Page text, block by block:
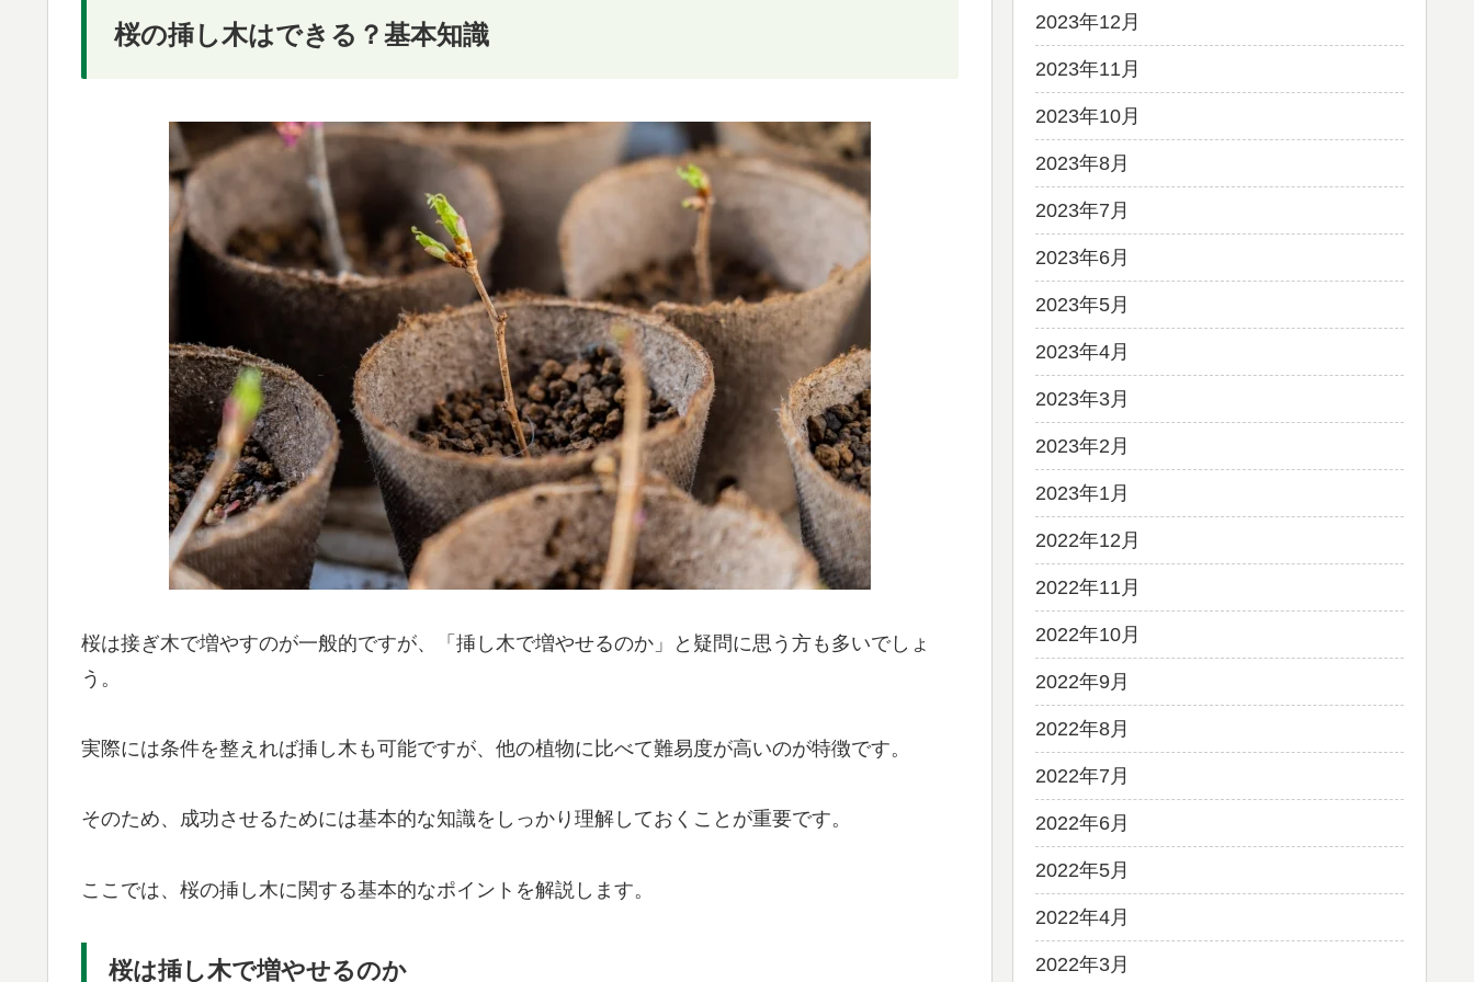
桜の挿し木はできる？基本知識
桜は接ぎ木で増やすのが一般的ですが、「挿し木で増やせるのか」と疑問に思う方も多いでしょ
う。
実際には条件を整えれば挿し木も可能ですが、他の植物に比べて難易度が高いのが特徴です。
そのため、成功させるためには基本的な知識をしっかり理解しておくことが重要です。
ここでは、桜の挿し木に関する基本的なポイントを解説します。
桜は挿し木で増やせるのか
2023年12月
2023年11月
2023年10月
2023年8月
2023年7月
2023年6月
2023年5月
2023年4月
2023年3月
2023年2月
2023年1月
2022年12月
2022年11月
2022年10月
2022年9月
2022年8月
2022年7月
2022年6月
2022年5月
2022年4月
2022年3月